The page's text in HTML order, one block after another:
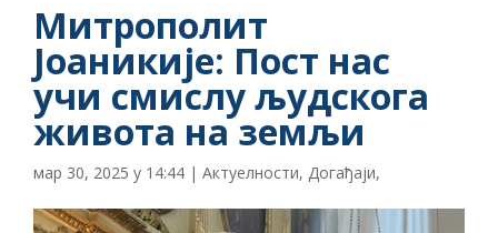
Митрополит
Јоаникије: Пост нас
учи смислу људскога
живота на земљи
мар 30, 2025 у 14:44 | Актуелности, Догађаји,